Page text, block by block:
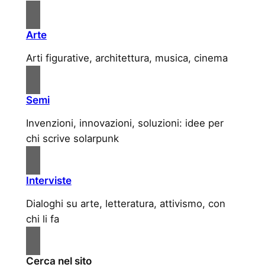
Arte
Arti figurative, architettura, musica, cinema
Semi
Invenzioni, innovazioni, soluzioni: idee per
chi scrive solarpunk
Interviste
Dialoghi su arte, letteratura, attivismo, con
chi li fa
Cerca nel sito